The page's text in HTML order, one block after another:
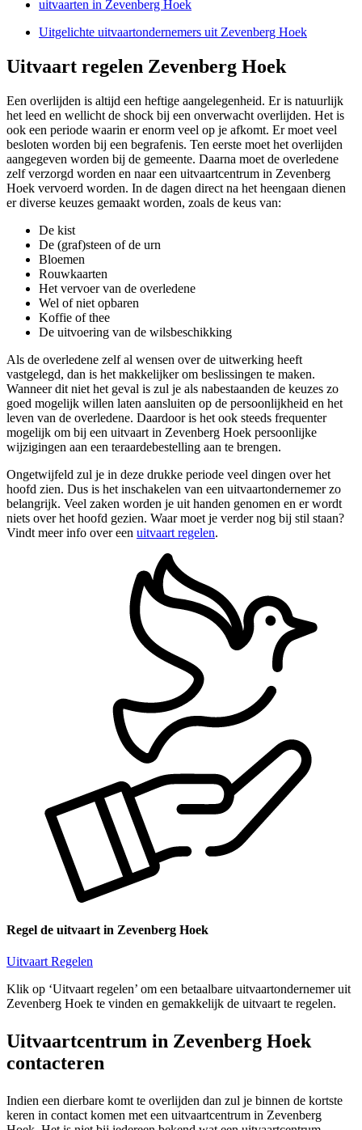
uitvaarten in Zevenberg Hoek
Uitgelichte uitvaartondernemers uit Zevenberg Hoek
Uitvaart regelen Zevenberg Hoek
Een overlijden is altijd een heftige aangelegenheid. Er is natuurlijk
het leed en wellicht de shock bij een onverwacht overlijden. Het is
ook een periode waarin er enorm veel op je afkomt. Er moet veel
besloten worden bij een begrafenis. Ten eerste moet het overlijden
aangegeven worden bij de gemeente. Daarna moet de overledene
zelf verzorgd worden en naar een uitvaartcentrum in Zevenberg
Hoek vervoerd worden. In de dagen direct na het heengaan dienen
er diverse keuzes gemaakt worden, zoals de keus van:
De kist
De (graf)steen of de urn
Bloemen
Rouwkaarten
Het vervoer van de overledene
Wel of niet opbaren
Koffie of thee
De uitvoering van de wilsbeschikking
Als de overledene zelf al wensen over de uitwerking heeft
vastgelegd, dan is het makkelijker om beslissingen te maken.
Wanneer dit niet het geval is zul je als nabestaanden de keuzes zo
goed mogelijk willen laten aansluiten op de persoonlijkheid en het
leven van de overledene. Daardoor is het ook steeds frequenter
mogelijk om bij een uitvaart in Zevenberg Hoek persoonlijke
wijzigingen aan een teraardebestelling aan te brengen.
Ongetwijfeld zul je in deze drukke periode veel dingen over het
hoofd zien. Dus is het inschakelen van een uitvaartondernemer zo
belangrijk. Veel zaken worden je uit handen genomen en er wordt
niets over het hoofd gezien. Waar moet je verder nog bij stil staan?
Vindt meer info over een uitvaart regelen.
Regel de uitvaart in Zevenberg Hoek
Uitvaart Regelen
Klik op ‘Uitvaart regelen’ om een betaalbare uitvaartondernemer uit
Zevenberg Hoek te vinden en gemakkelijk de uitvaart te regelen.
Uitvaartcentrum in Zevenberg Hoek
contacteren
Indien een dierbare komt te overlijden dan zul je binnen de kortste
keren in contact komen met een uitvaartcentrum in Zevenberg